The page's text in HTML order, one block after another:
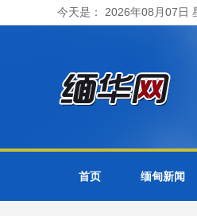
今天是： 2026年08月07日
首页 缅甸新闻